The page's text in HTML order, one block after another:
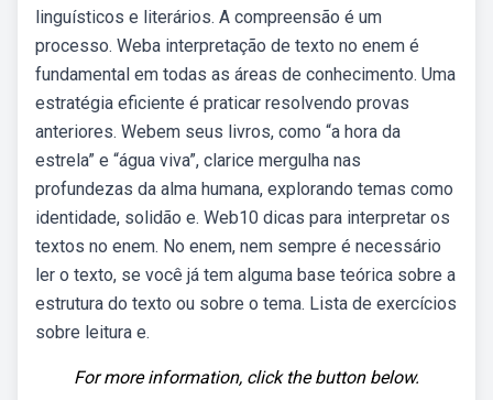
linguísticos e literários. A compreensão é um
processo. Weba interpretação de texto no enem é
fundamental em todas as áreas de conhecimento. Uma
estratégia eficiente é praticar resolvendo provas
anteriores. Webem seus livros, como “a hora da
estrela” e “água viva”, clarice mergulha nas
profundezas da alma humana, explorando temas como
identidade, solidão e. Web10 dicas para interpretar os
textos no enem. No enem, nem sempre é necessário
ler o texto, se você já tem alguma base teórica sobre a
estrutura do texto ou sobre o tema. Lista de exercícios
sobre leitura e.
For more information, click the button below.